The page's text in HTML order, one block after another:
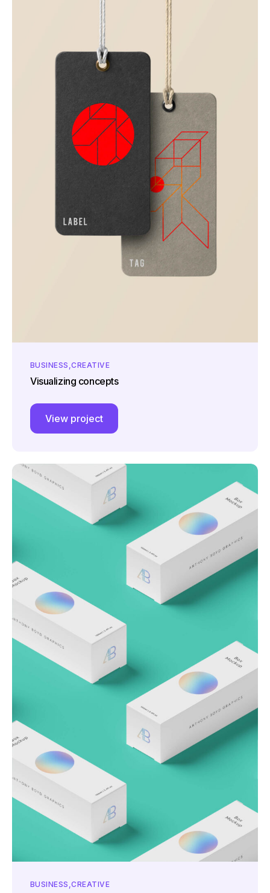
BUSINESS CREATIVE
Visualizing concepts
View project
BUSINESS CREATIVE